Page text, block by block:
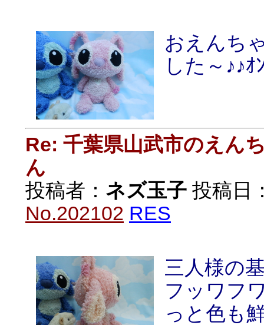
おえんち
した～♪♪ｵ
Re: 千葉県山武市のえん
ん
投稿者： ネズ玉子 投稿日
No.202102 RES
三人様の
フッワフ
っと色も